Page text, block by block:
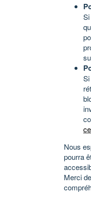
Nous
pourra
Merci